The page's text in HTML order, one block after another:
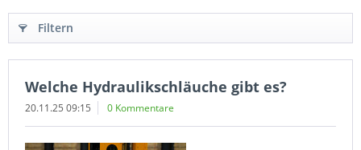
Filtern
Welche Hydraulikschläuche gibt es?
20.11.25 09:15 0 Kommentare